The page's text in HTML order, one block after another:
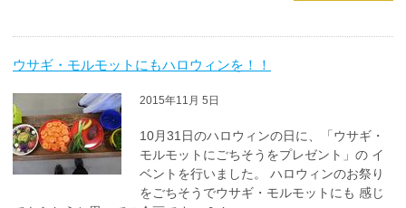
ウサギ・モルモットにもハロウィンを！！
2015年11月 5日
10月31日のハロウィンの日に、「ウサギ・
モルモットにごちそうをプレゼント」の イ
ベントを行いました。 ハロウィンのお祭り
をごちそうでウサギ・モルモットにも 感じ